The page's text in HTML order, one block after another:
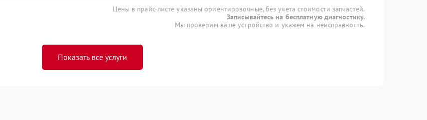
Цены в прайс-листе указаны ориентировочные, без учета стоимости запчастей.
Записывайтесь на бесплатную диагностику.
Мы проверим ваше устройство и укажем на неисправность.
Показать все услуги